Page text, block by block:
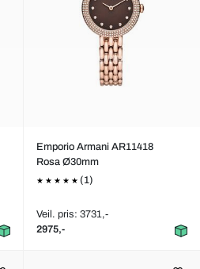
Emporio Armani AR11418
Rosa Ø30mm
(1)
Veil. pris: 3731,-
2975,-